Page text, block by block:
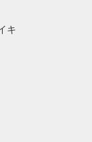
キ